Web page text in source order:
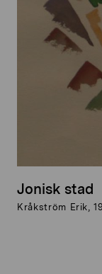
Jonisk stad
Kråkström Erik,